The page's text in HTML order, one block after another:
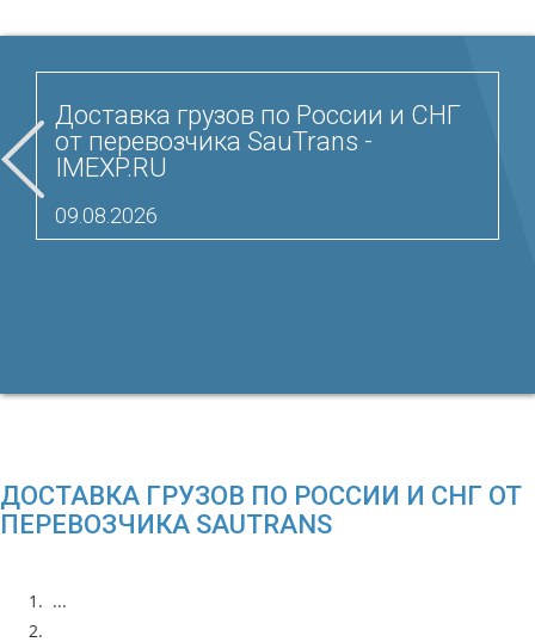
Доставка грузов по России и СНГ
от перевозчика SauTrans -
IMEXP.RU
09.08.2026
ДОСТАВКА ГРУЗОВ ПО РОССИИ И СНГ ОТ
ПЕРЕВОЗЧИКА SAUTRANS
...